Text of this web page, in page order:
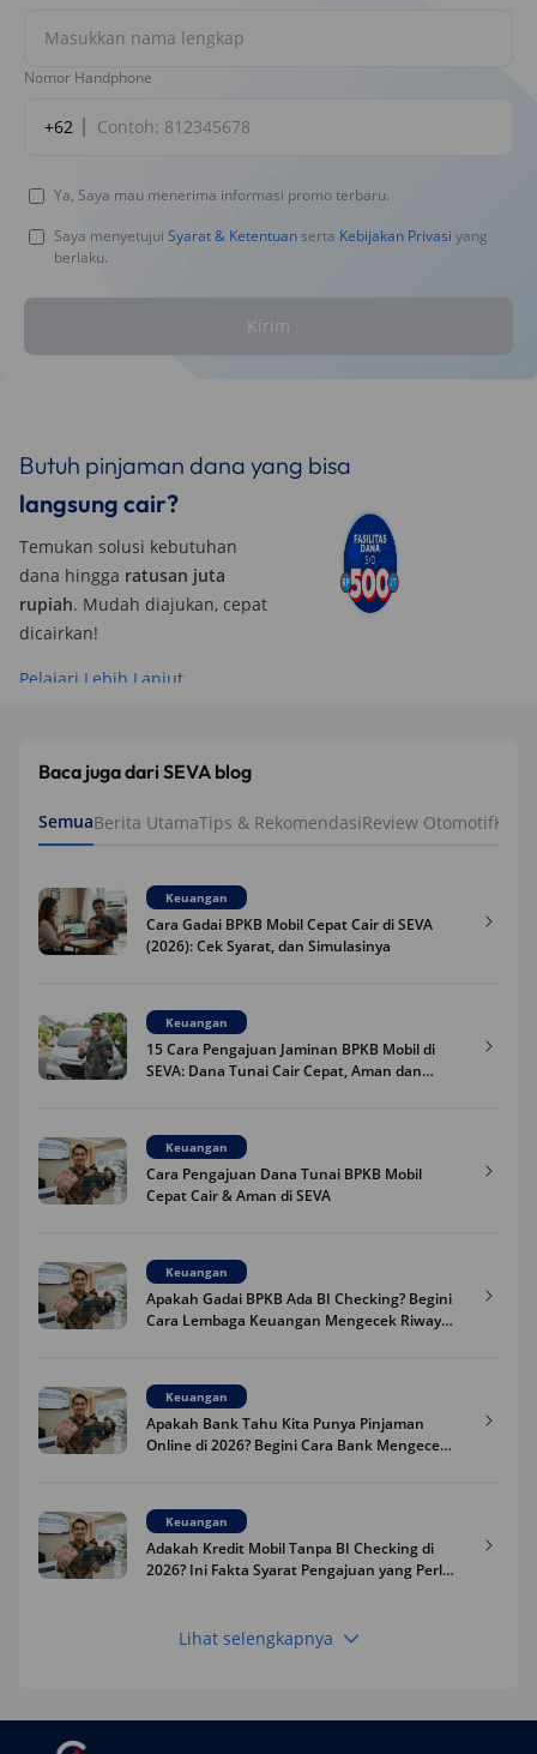
Nomor Handphone
+62
Ya, Saya mau menerima informasi promo terbaru.
Saya menyetujui Syarat & Ketentuan serta Kebijakan Privasi yang
berlaku.
Kirim
Butuh pinjaman dana yang bisa
langsung cair?
Temukan solusi kebutuhan
dana hingga ratusan juta
rupiah. Mudah diajukan, cepat
dicairkan!
Pelajari Lebih Lanjut
Baca juga dari SEVA blog
SemuaBerita UtamaTips & RekomendasiReview Otomotif
Keuangan
Cara Gadai BPKB Mobil Cepat Cair di SEVA
(2026): Cek Syarat, dan Simulasinya
Keuangan
15 Cara Pengajuan Jaminan BPKB Mobil di
SEVA: Dana Tunai Cair Cepat, Aman dan
Keuangan
Cara Pengajuan Dana Tunai BPKB Mobil
Cepat Cair & Aman di SEVA
Keuangan
Apakah Gadai BPKB Ada BI Checking? Begini
Cara Lembaga Keuangan Mengecek Riwayat
Keuangan
Apakah Bank Tahu Kita Punya Pinjaman
Online di 2026? Begini Cara Bank Mengecek
Keuangan
Adakah Kredit Mobil Tanpa BI Checking di
2026? Ini Fakta Syarat Pengajuan yang Perlu
Keuangan
Terpercaya
Lihat selengkapnya